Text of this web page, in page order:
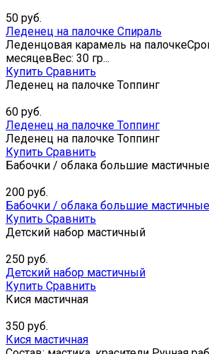
50 руб.
Леденец на палочке Спираль
Леденцовая карамель на
месяцевВес: 30 гр...
Купить Сравнить
Леденец на палочке Топпинг
60 руб.
Леденец на палочке Топпинг
Леденец на палочке Топпинг
Купить Сравнить
Бабочки / облака большие мастичные
200 руб.
Бабочки / облака большие мастичные
Купить Сравнить
Детский набор мастичный
250 руб.
Детский набор мастичный
Купить Сравнить
Кися мастичная
350 руб.
Кися мастичная